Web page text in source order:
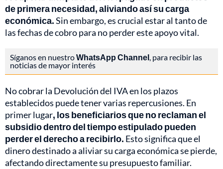
de primera necesidad, aliviando así su carga
económica.Sin embargo, es crucial estar al tanto de
las fechas de cobro para no perder este apoyo vital.
Síganos en nuestroWhatsApp Channel, para recibir las
noticias de mayor interés
No cobrar la Devolución del IVA en los plazos
establecidos puede tener varias repercusiones. En
primer lugar, los beneficiarios que no reclaman el
subsidio dentro del tiempo estipulado pueden
perder el derecho a recibirlo. Esto significa que el
dinero destinado a aliviar su carga económica se pierde,
afectando directamente su presupuesto familiar.